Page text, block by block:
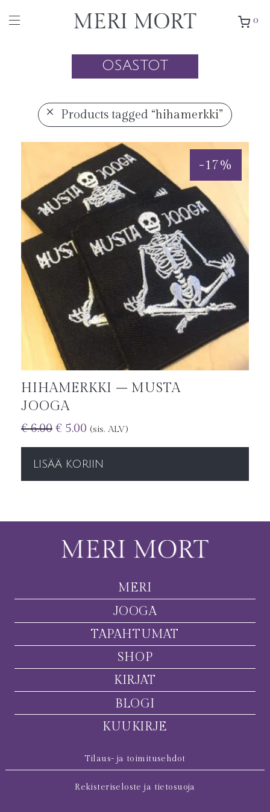
0
OSASTOT
Products tagged “hihamerkki”
-17%
HIHAMERKKI – MUSTA
JOOGA
€6.00 € 5.00 (sis. ALV)
LISÄÄ KORIIN
MERI
JOOGA
TAPAHTUMAT
SHOP
KIRJAT
BLOGI
KUUKIRJE
Tilaus- ja toimitusehdot
Rekisteriseloste ja tietosuoja